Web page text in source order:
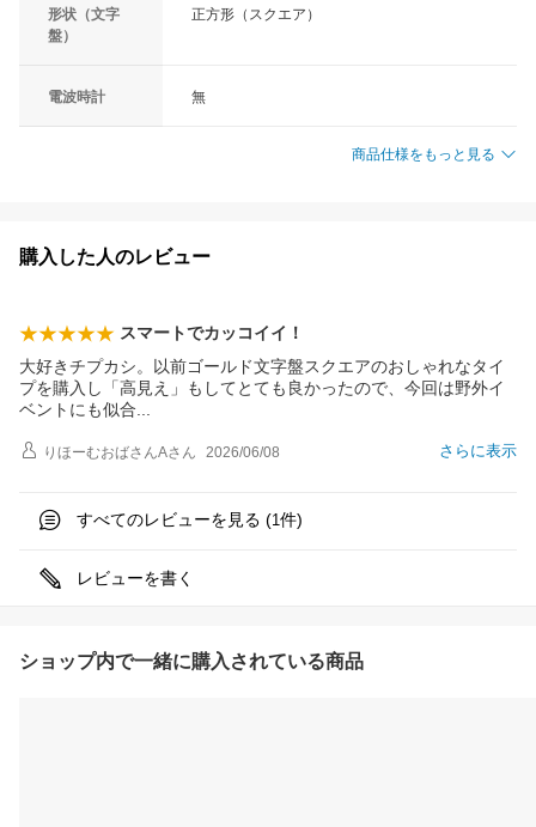
形状（文字
盤）
正方形（スクエア）
電波時計 無
商品仕様をもっと見る
購入した人のレビュー
スマートでカッコイイ！
大好きチプカシ。以前ゴールド文字盤スクエアのおしゃれなタイ
プを購入し「高見え」もしてとても良かったので、今回は野外イ
ベントにも似合
さらに表示
りほーむおばさんAさん 2026/06/08
すべてのレビューを見る (1 件)
レビューを書く
ショップ内で一緒に購入されている商品